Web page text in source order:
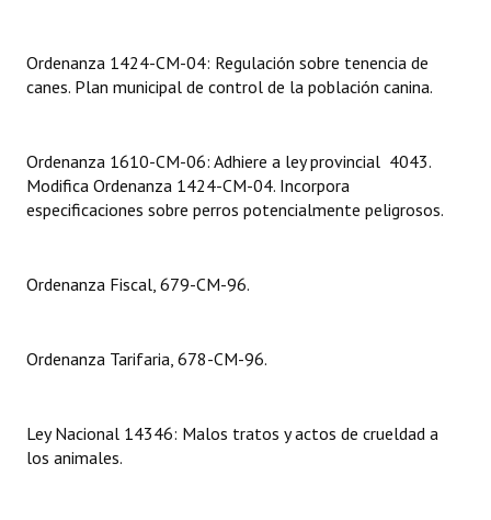
Organigrama
Informes de Gestión
Proyectos Presentados
Informes de Unidad Coordinadora
Actas de Audiencias Públicas
Ordenanza 1424-CM-04: Regulación sobre tenencia de
canes. Plan municipal de control de la población canina.
Ordenanza 1610-CM-06: Adhiere a ley provincial 4043.
Modifica Ordenanza 1424-CM-04. Incorpora
especificaciones sobre perros potencialmente peligrosos.
Ordenanza Fiscal, 679-CM-96.
Ordenanza Tarifaria, 678-CM-96.
Ley Nacional 14346: Malos tratos y actos de crueldad a
los animales.